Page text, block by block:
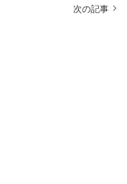
次の記事